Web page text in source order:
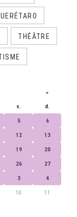
THÉÂTRE
»
s. d.
5 6
12 13
19 20
26 27
3 4
10 11